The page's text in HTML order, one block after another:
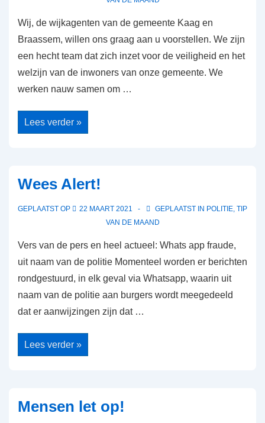
Wij, de wijkagenten van de gemeente Kaag en
Braassem, willen ons graag aan u voorstellen. We zijn
een hecht team dat zich inzet voor de veiligheid en het
welzijn van de inwoners van onze gemeente. We
werken nauw samen om …
Maak
kennis
met
en
Lees verder »
Wees Alert!
GEPLAATST OP 22 MAART 2021 GEPLAATST IN POLITIE, TIP
VAN DE MAAND
Vers van de pers en heel actueel: Whats app fraude,
uit naam van de politie Momenteel worden er berichten
rondgestuurd, in elk geval via Whatsapp, waarin uit
naam van de politie aan burgers wordt meegedeeld
dat er aanwijzingen zijn dat …
Wees
Alert!
Lees verder »
Mensen let op!